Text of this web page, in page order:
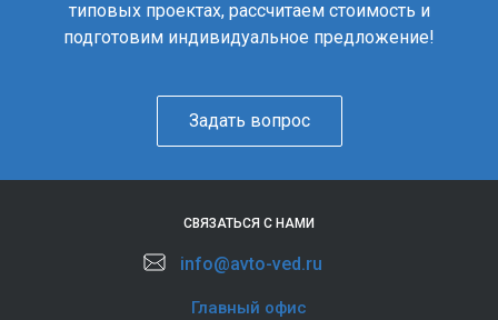
типовых проектах, рассчитаем стоимость и
подготовим индивидуальное предложение!
Задать вопрос
СВЯЗАТЬСЯ С НАМИ
info@avto-ved.ru
Главный офис